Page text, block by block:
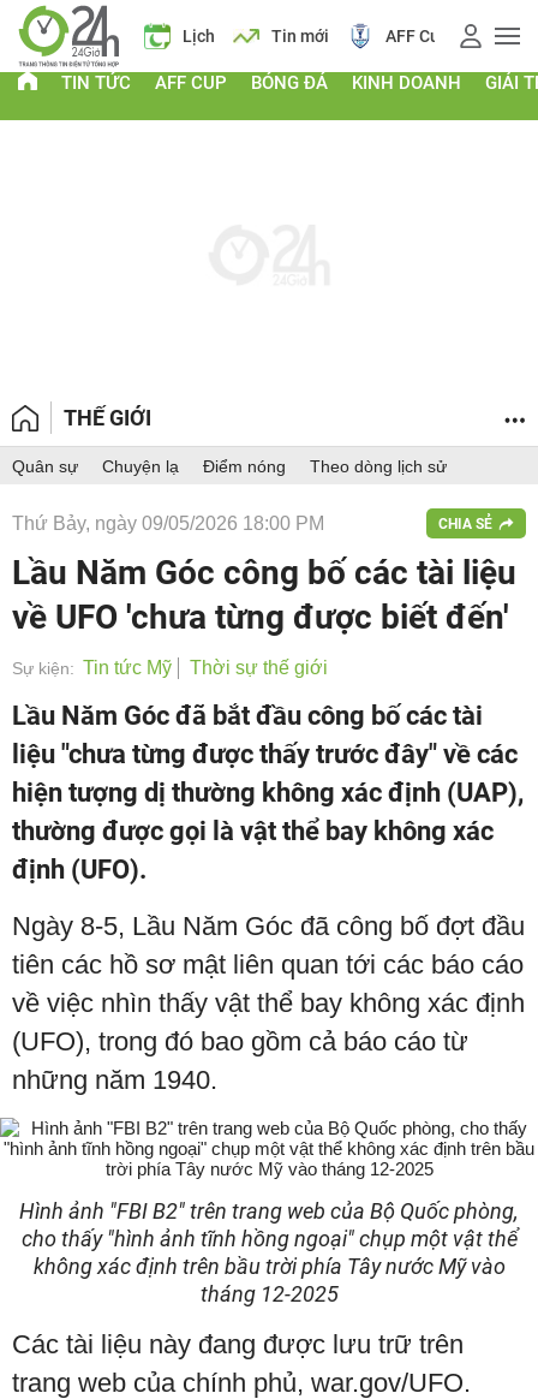
Lịch Tin mới AFF Cup Giá vàng
TIN TỨC AFF CUP BÓNG ĐÁ KINH DOANH GIẢI
THẾ GIỚI
Quân sự Chuyện lạ Điểm nóng Theo dòng lịch sử
Thứ Bảy, ngày 09/05/2026 18:00 PM CHIA SẺ
Lầu Năm Góc công bố các tài liệu
về UFO 'chưa từng được biết đến'
Sự kiện: Tin tức Mỹ Thời sự thế giới
Lầu Năm Góc đã bắt đầu công bố các tài
liệu "chưa từng được thấy trước đây" về các
hiện tượng dị thường không xác định (UAP),
thường được gọi là vật thể bay không xác
định (UFO).
Ngày 8-5, Lầu Năm Góc đã công bố đợt đầu
tiên các hồ sơ mật liên quan tới các báo cáo
về việc nhìn thấy vật thể bay không xác định
(UFO), trong đó bao gồm cả báo cáo từ
những năm 1940.
Hình ảnh "FBI B2" trên trang web của Bộ Quốc phòng,
cho thấy "hình ảnh tĩnh hồng ngoại" chụp một vật thể
không xác định trên bầu trời phía Tây nước Mỹ vào
tháng 12-2025
Các tài liệu này đang được lưu trữ trên
trang web của chính phủ, war.gov/UFO.